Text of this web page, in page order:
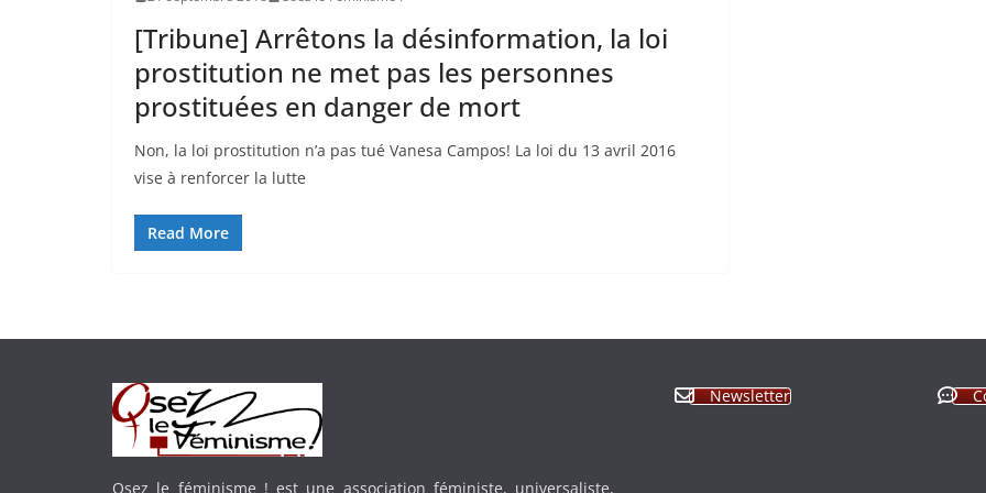
[Tribune] Arrêtons la désinformation, la loi
prostitution ne met pas les personnes
prostituées en danger de mort
Non, la loi prostitution n’a pas tué Vanesa Campos! La loi du 13 avril 2016
vise à renforcer la lutte
Read More
Osez le féminisme ! est une association féministe, universaliste,
Newsletter